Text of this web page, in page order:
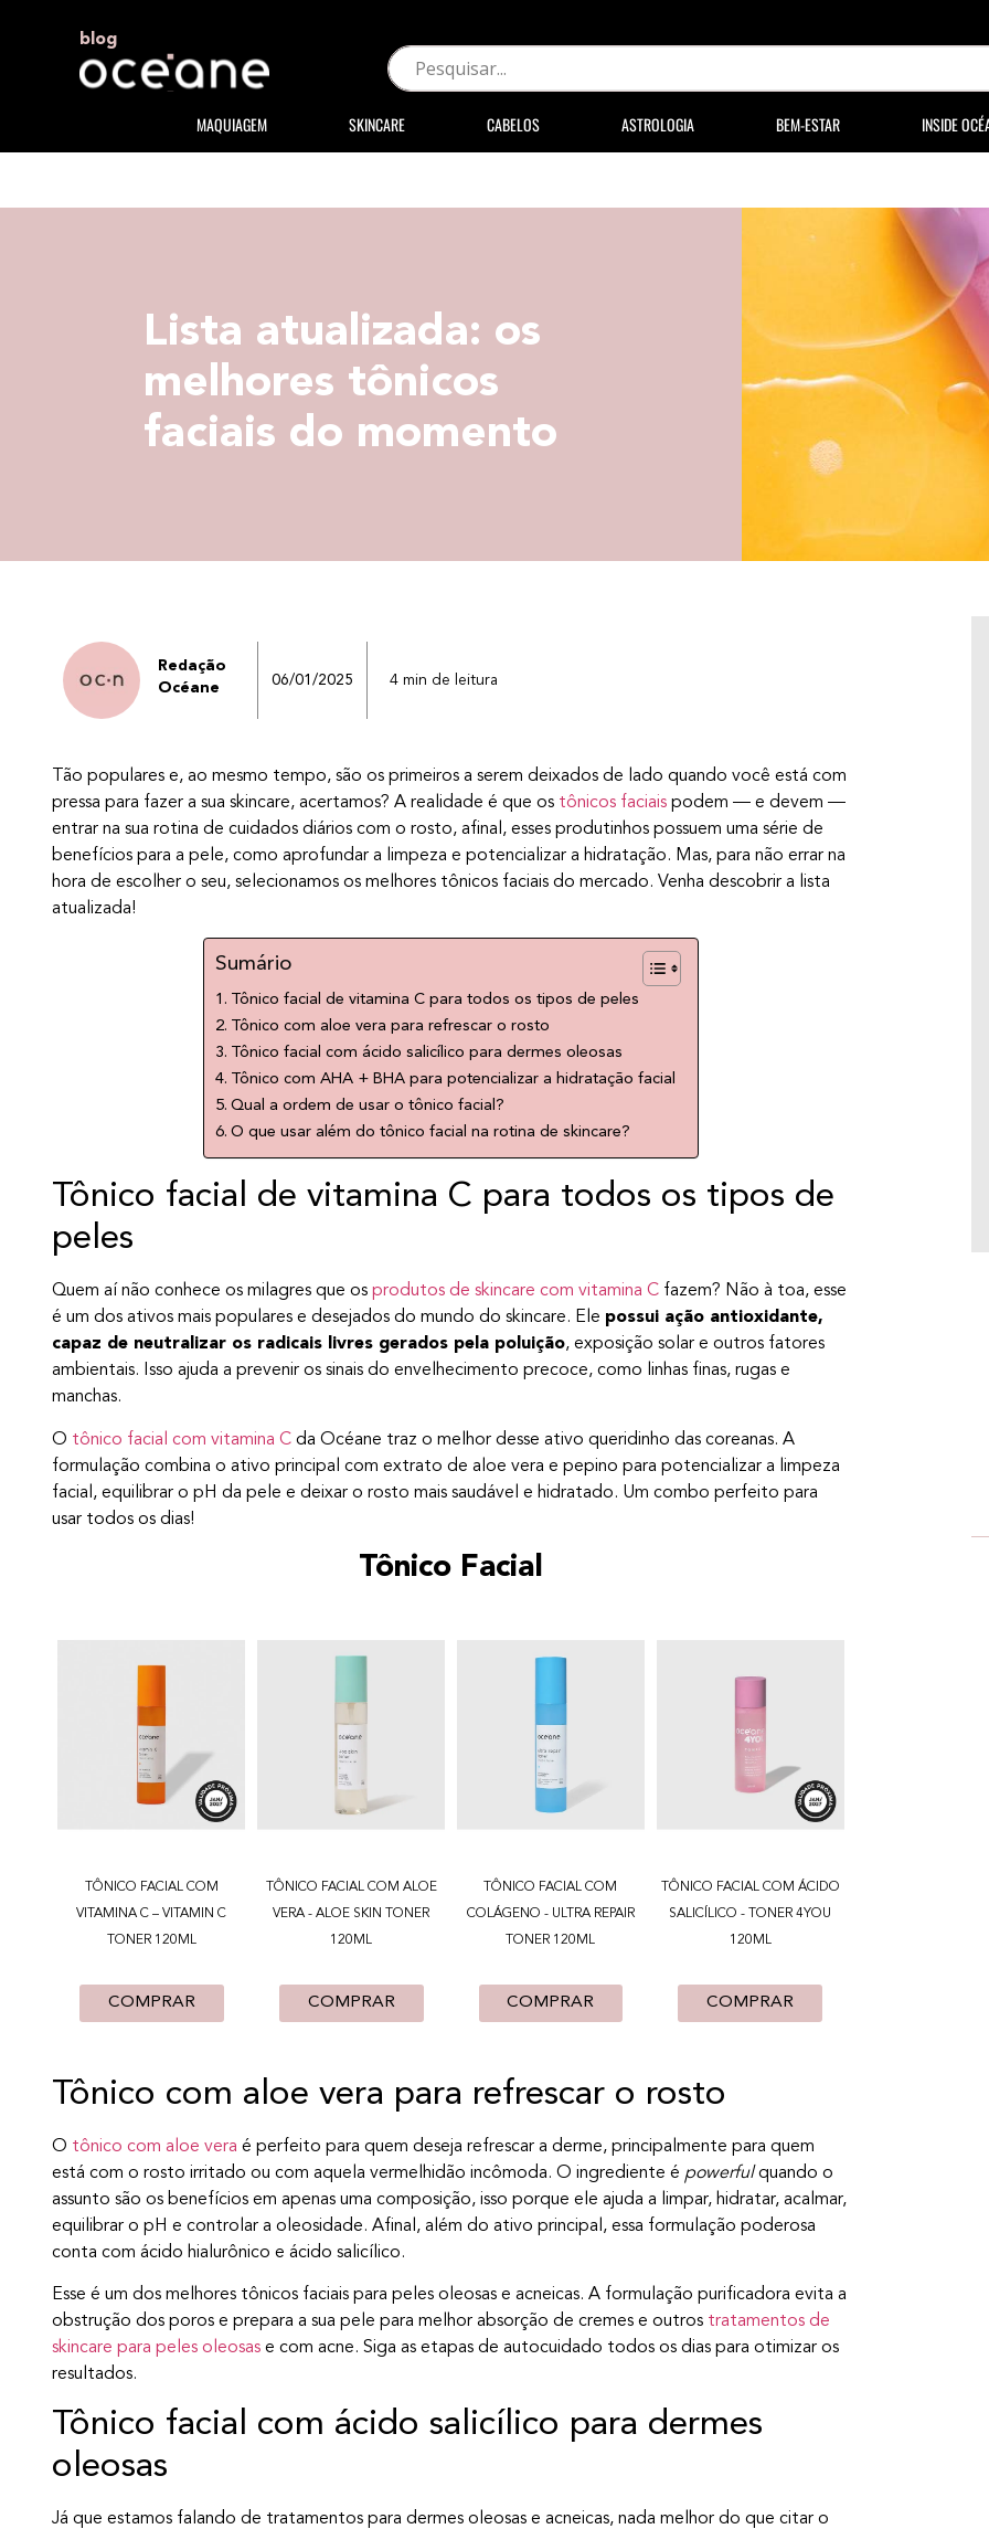
blog
MAQUIAGEM SKINCARE CABELOS ASTROLOGIA BEM-ESTAR INSIDE
Lista atualizada: os
melhores tônicos
faciais do momento
Redação
Océane
06/01/2025 4 min de leitura
Tão populares e, ao mesmo tempo, são os primeiros a serem deixados de lado quando você está com
pressa para fazer a sua skincare, acertamos? A realidade é que os tônicos faciais podem — e devem —
entrar na sua rotina de cuidados diários com o rosto, afinal, esses produtinhos possuem uma série de
benefícios para a pele, como aprofundar a limpeza e potencializar a hidratação. Mas, para não errar na
hora de escolher o seu, selecionamos os melhores tônicos faciais do mercado. Venha descobrir a lista
atualizada!
Sumário
Tônico facial de vitamina C para todos os tipos de peles
Tônico com aloe vera para refrescar o rosto
Tônico facial com ácido salicílico para dermes oleosas
Tônico com AHA + BHA para potencializar a hidratação facial
Qual a ordem de usar o tônico facial?
O que usar além do tônico facial na rotina de skincare?
Tônico facial de vitamina C para todos os tipos de
peles
Quem aí não conhece os milagres que os produtos de skincare com vitamina C fazem? Não à toa, esse
é um dos ativos mais populares e desejados do mundo do skincare. Ele possui ação antioxidante,
capaz de neutralizar os radicais livres gerados pela poluição, exposição solar e outros fatores
ambientais. Isso ajuda a prevenir os sinais do envelhecimento precoce, como linhas finas, rugas e
manchas.
O tônico facial com vitamina C da Océane traz o melhor desse ativo queridinho das coreanas. A
formulação combina o ativo principal com extrato de aloe vera e pepino para potencializar a limpeza
facial, equilibrar o pH da pele e deixar o rosto mais saudável e hidratado. Um combo perfeito para
usar todos os dias!
Tônico Facial
TÔNICO FACIAL COM
VITAMINA C – VITAMIN C
TONER 120ML
COMPRAR
TÔNICO FACIAL COM ALOE
VERA - ALOE SKIN TONER
120ML
COMPRAR
TÔNICO FACIAL COM
COLÁGENO - ULTRA REPAIR
TONER 120ML
COMPRAR
TÔNICO FACIAL COM ÁCIDO
SALICÍLICO - TONER 4YOU
120ML
COMPRAR
Tônico com aloe vera para refrescar o rosto
O tônico com aloe vera é perfeito para quem deseja refrescar a derme, principalmente para quem
está com o rosto irritado ou com aquela vermelhidão incômoda. O ingrediente é powerfulquando o
assunto são os benefícios em apenas uma composição, isso porque ele ajuda a limpar, hidratar, acalmar,
equilibrar o pH e controlar a oleosidade. Afinal, além do ativo principal, essa formulação poderosa
conta com ácido hialurônico e ácido salicílico.
Esse é um dos melhores tônicos faciais para peles oleosas e acneicas. A formulação purificadora evita a
obstrução dos poros e prepara a sua pele para melhor absorção de cremes e outros tratamentos de
skincare para peles oleosas e com acne. Siga as etapas de autocuidado todos os dias para otimizar os
resultados.
Tônico facial com ácido salicílico para dermes
oleosas
Já que estamos falando de tratamentos para dermes oleosas e acneicas, nada melhor do que citar o
EXPLICA OS BENEFÍCIOS PARA A PELE
Centella Asiática, ou Cica para os íntimos, é
uma planta que vem lá da Coreia do Sul. Ela